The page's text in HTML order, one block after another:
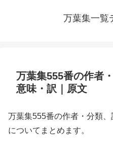
万葉集一覧
万葉集555番の作者
意味・訳｜原文
万葉集555番の作者・分類
についてまとめます。